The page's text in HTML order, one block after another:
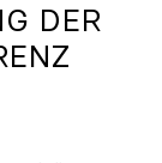
DER